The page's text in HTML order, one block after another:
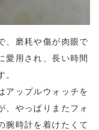
、磨耗や傷が肉眼で
愛用され、長い時間
。
アップルウォッチを
、やっぱりまたフォ
腕時計を着けたくて